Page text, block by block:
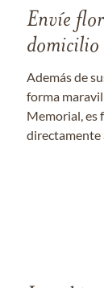
Envíe
domicilio
Además de
forma
Memorial, es
directamente